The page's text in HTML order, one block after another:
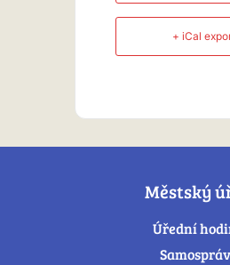
+ iCal
Městský
Úřední